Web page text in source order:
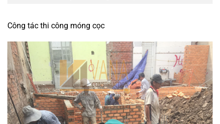
Công tác thi công móng cọc